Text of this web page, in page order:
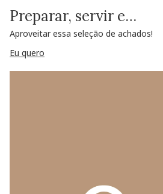
Preparar, servir e…
Aproveitar essa seleção de achados!
Eu quero